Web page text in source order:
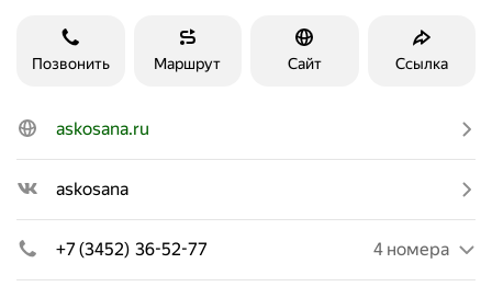
Позвонить Маршрут Сайт Ссылка
askosana.ru
askosana
+7 (3452) 36-52-77 4 номера